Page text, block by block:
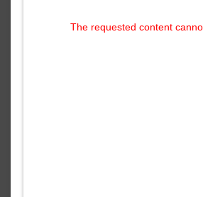
The requested content